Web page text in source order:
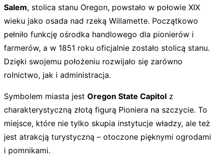
Salem, stolica stanu Oregon, powstało w połowie XIX
wieku jako osada nad rzeką Willamette. Początkowo
pełniło funkcję ośrodka handlowego dla pionierów i
farmerów, a w 1851 roku oficjalnie zostało stolicą stanu.
Dzięki swojemu położeniu rozwijało się zarówno
rolnictwo, jak i administracja.
Symbolem miasta jest Oregon State Capitol z
charakterystyczną złotą figurą Pioniera na szczycie. To
miejsce, które nie tylko skupia instytucje władzy, ale też
jest atrakcją turystyczną – otoczone pięknymi ogrodami
i pomnikami.